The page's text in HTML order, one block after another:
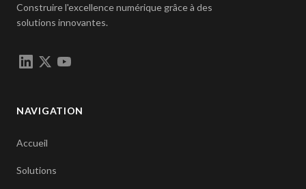
Construire l'excellence numérique grâce à des
solutions innovantes.
NAVIGATION
Accueil
Solutions